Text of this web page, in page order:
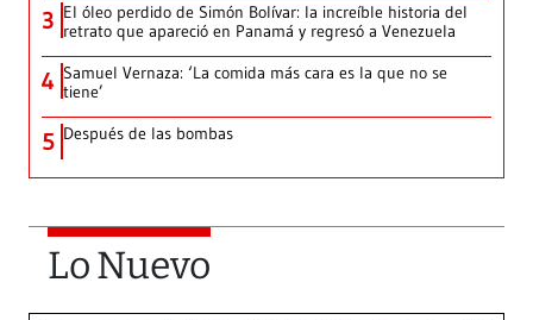
3 El óleo perdido de Simón Bolívar: la increíble historia del
retrato que apareció en Panamá y regresó a Venezuela
4 Samuel Vernaza: ‘La comida más cara es la que no se
tiene’
5 Después de las bombas
Lo Nuevo